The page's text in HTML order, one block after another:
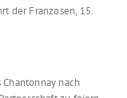
der Franzosen, 15.
nach